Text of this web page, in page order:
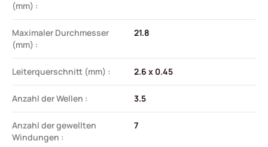
(mm) :
Maximaler Durchmesser
(mm) :
21.8
Leiterquerschnitt (mm) : 2.6 x 0.45
Anzahl der Wellen : 3.5
Anzahl der gewellten
Windungen :
7